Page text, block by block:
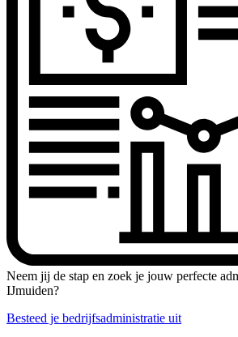
Neem jij de stap en zoek je jouw perfecte
IJmuiden?
Besteed je bedrijfsadministratie uit